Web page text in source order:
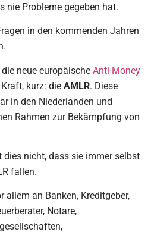
nie Probleme gegeben hat.
in den kommenden Jahren
neue europäische Anti-Money
kurz: die AMLR. Diese
in den Niederlanden und
Rahmen zur Bekämpfung von
dies nicht, dass sie immer selbst
fallen.
allem an Banken, Kreditgeber,
Notare,